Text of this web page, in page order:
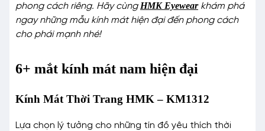
phong cách riêng. Hãy cùng HMK Eyewearkhám phá
ngay những mẫu kính mát hiện đại đến phong cách
cho phái mạnh nhé!
6+ mắt kính mát nam hiện đại
Kính Mát Thời Trang HMK – KM1312
Lựa chọn lý tưởng cho những tín đồ yêu thích thời